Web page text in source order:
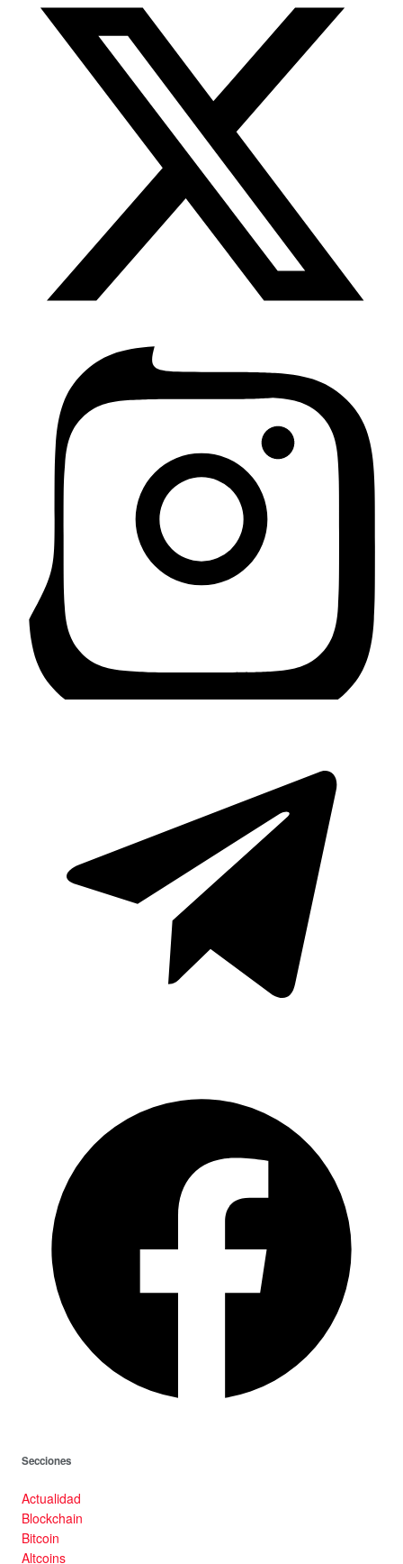
Secciones
Actualidad
Blockchain
Bitcoin
Altcoins